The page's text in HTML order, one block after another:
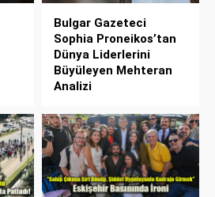
Bulgar Gazeteci
Sophia Proneikos’tan
Dünya Liderlerini
Büyüleyen Mehteran
Analizi